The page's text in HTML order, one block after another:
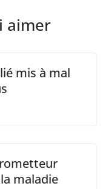
aimer
mis à mal
maladie